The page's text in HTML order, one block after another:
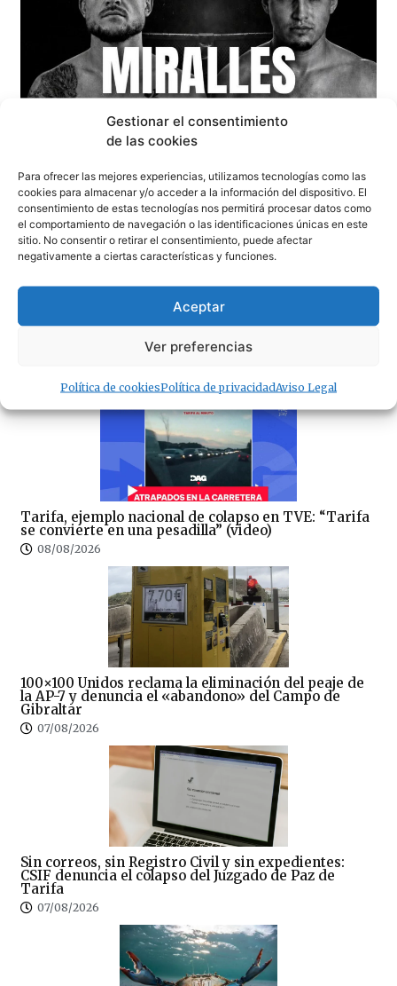
Gestionar el consentimiento
de las cookies
Para ofrecer las mejores experiencias, utilizamos tecnologías como las
cookies para almacenar y/o acceder a la información del dispositivo. El
consentimiento de estas tecnologías nos permitirá procesar datos como
el comportamiento de navegación o las identificaciones únicas en este
sitio. No consentir o retirar el consentimiento, puede afectar
negativamente a ciertas características y funciones.
Aceptar
Ver preferencias
Política de cookiesPolítica de privacidadAviso Legal
Mixtas (MMA)
Tarifa, ejemplo nacional de colapso en TVE: “Tarifa
se convierte en una pesadilla” (video)
08/08/2026
100×100 Unidos reclama la eliminación del peaje de
la AP-7 y denuncia el «abandono» del Campo de
Gibraltar
07/08/2026
Sin correos, sin Registro Civil y sin expedientes:
CSIF denuncia el colapso del Juzgado de Paz de
Tarifa
07/08/2026